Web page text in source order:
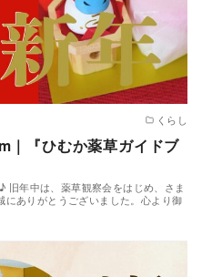
くらし
｜『ひむか薬草ガイドブ
年中は、薬草観察会をはじめ、さま
ありがとうございました。心より御